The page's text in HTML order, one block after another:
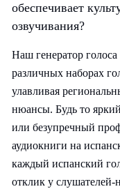
обеспечивает
озвучивания?
Наш генератор
различных наборах
улавливая
нюансы. Будь то
или безупречный
аудиокниги на
каждый испанский
отклик у слушателей-